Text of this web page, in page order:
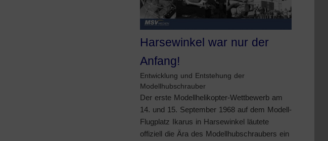
Harsewinkel war nur der
Anfang!
Entwicklung und Entstehung der
Modellhubschrauber
Der erste Modellhelikopter-Wettbewerb am
14. und 15. September 1968 auf dem Modell-
Flugplatz Ikarus in Harsewinkel läutete
offiziell die Ära des Modellhubschraubers ein